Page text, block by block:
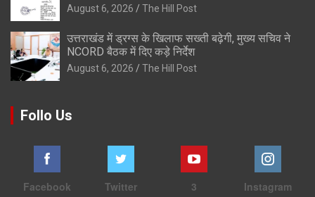
August 6, 2026 The Hill Post
उत्तराखंड में ड्रग्स के खिलाफ सख्ती बढ़ेगी, मुख्य सचिव ने
NCORD बैठक में दिए कड़े निर्देश
August 6, 2026 The Hill Post
Follo Us
Facebook Twitter 3 Instagram